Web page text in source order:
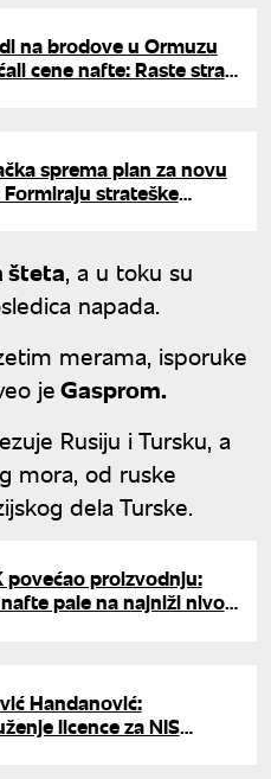
na brodove u Ormuzu
cene nafte: Raste strah
sprema plan za novu
strateške
šteta, a u toku su
napada.
merama, isporuke
jeGasprom.
Rusiju i Tursku, a
mora, od ruske
dela Turske.
povećao proizvodnju:
pale na najniži nivo
Handanović:
licence za NIS